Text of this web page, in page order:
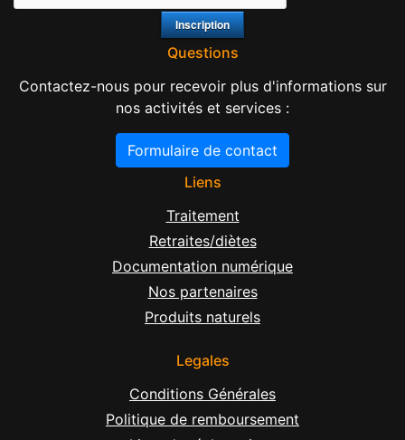
Questions
Contactez-nous pour recevoir plus d'informations sur
nos activités et services :
Formulaire de contact
Liens
Traitement
Retraites/diètes
Documentation numérique
Nos partenaires
Produits naturels
Legales
Conditions Générales
Politique de remboursement